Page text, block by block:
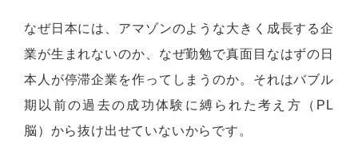
なぜ日本には、アマゾンのような大きく成長する企
業が生まれないのか、なぜ勤勉で真面目なはずの日
本人が停滞企業を作ってしまうのか。それはバブル
期以前の過去の成功体験に縛られた考え方（PL
脳）から抜け出せていないからです。